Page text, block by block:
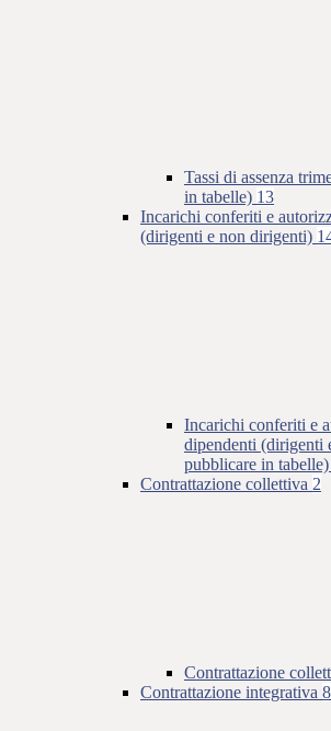
Tassi di assenza
in tabelle) 13
Incarichi conferiti e
(dirigenti e non dirigenti)
Incarichi conferiti e
dipendenti (dirigenti
pubblicare in tabelle)
Contrattazione collettiva 2
Contrattazione
Contrattazione integrativa 8